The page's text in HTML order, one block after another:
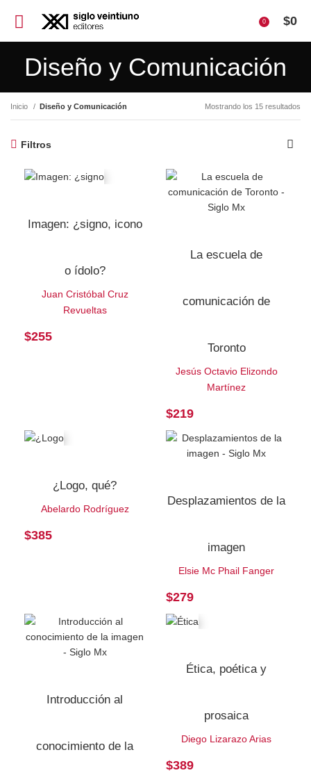
0 $0
Diseño y Comunicación
Inicio Diseño y Comunicación Mostrando los 15 resultados
Filtros
Imagen: ¿signo, icono
o ídolo?
Juan Cristóbal Cruz
Revueltas
$255
La escuela de
comunicación de
Toronto
Jesús Octavio Elizondo
Martínez
$219
¿Logo, qué?
Abelardo Rodríguez
$385
Desplazamientos de la
imagen
Elsie Mc Phail Fanger
$279
Introducción al
conocimiento de la
Ética, poética y
prosaica
Diego Lizarazo Arias
$389